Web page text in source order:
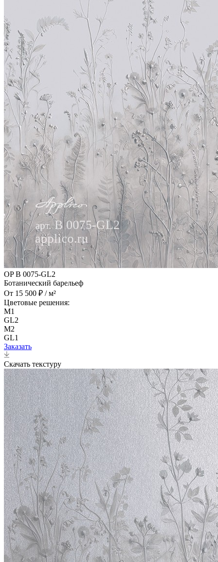
OP B 0075-GL2
Ботанический барельеф
От 15 500 ₽ / м²
Цветовые решения:
M1
GL2
M2
GL1
Заказать
Скачать текстуру